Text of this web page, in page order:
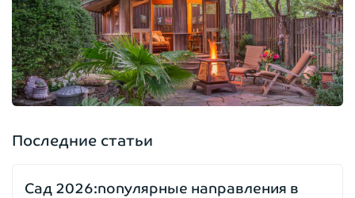
Последние статьи
Сад 2026:популярные направления в